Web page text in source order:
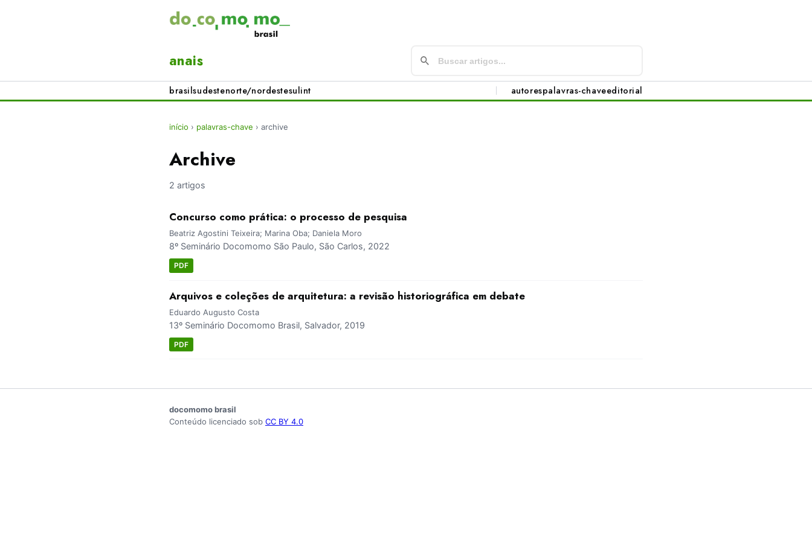
anais
brasilsudestenorte/nordestesulint autorespalavras-chaveeditorial
início › palavras-chave › archive
Archive
2 artigos
Concurso como prática: o processo de pesquisa
Beatriz Agostini Teixeira; Marina Oba; Daniela Moro
8º Seminário Docomomo São Paulo, São Carlos, 2022
PDF
Arquivos e coleções de arquitetura: a revisão historiográfica em debate
Eduardo Augusto Costa
13º Seminário Docomomo Brasil, Salvador, 2019
PDF
docomomo brasil
Conteúdo licenciado sob CC BY 4.0